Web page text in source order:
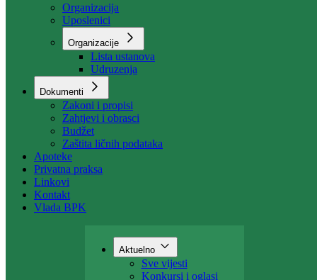
Ministarstvo
Ministar
Organizacija
Uposlenici
Organizacije
Lista ustanova
Udruzenja
Dokumenti
Zakoni i propisi
Zahtjevi i obrasci
Budžet
Zaštita ličnih podataka
Apoteke
Privatna praksa